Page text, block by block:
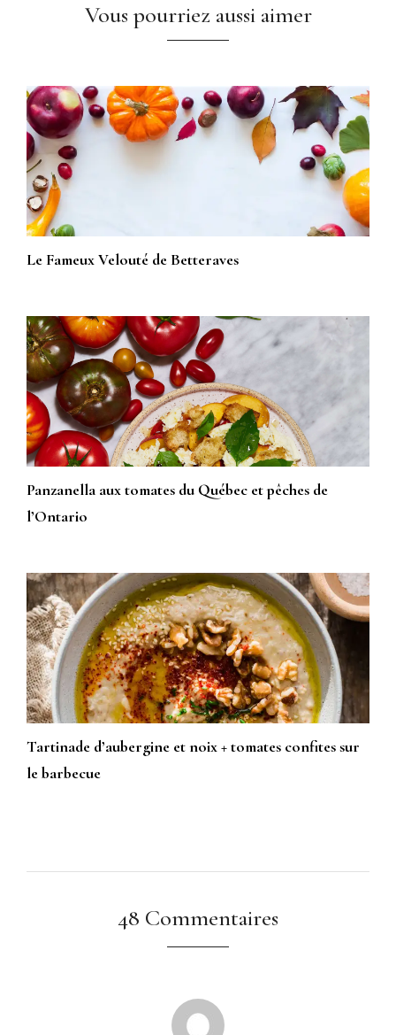
Vous pourriez aussi aimer
Le Fameux Velouté de Betteraves
Panzanella aux tomates du Québec et pêches de
l’Ontario
Tartinade d’aubergine et noix + tomates confites sur
le barbecue
48 Commentaires